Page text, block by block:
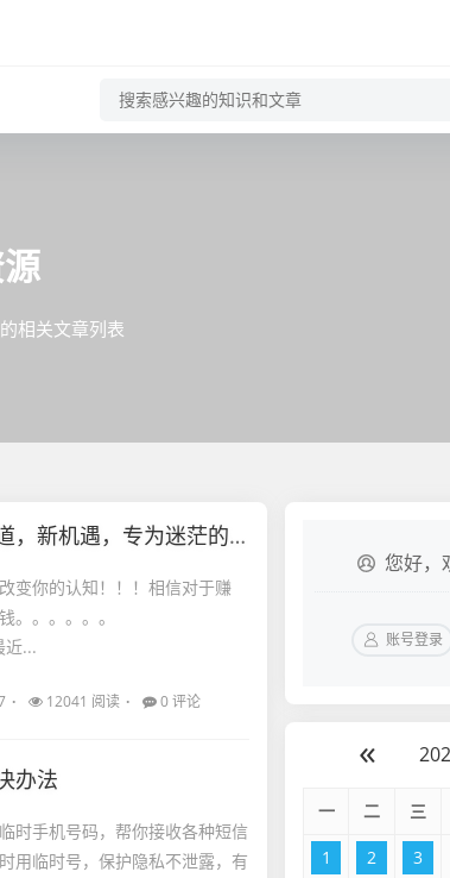
相关文章列表
遇，专为迷茫的你准备！
变你的认知！！！ 相信对于赚
。。。。。。
...
12041 阅读 0 评论
办法
时手机号码，帮你接收各种短信
用临时号，保护隐私不泄露，有
您好，
账号登录
«
一 二 三
1 2 3